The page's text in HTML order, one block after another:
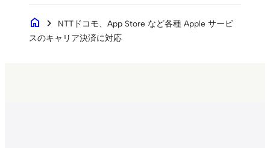
home chevron_right
NTTドコモ、App Store など各種 Apple サービ
スのキャリア決済に対応